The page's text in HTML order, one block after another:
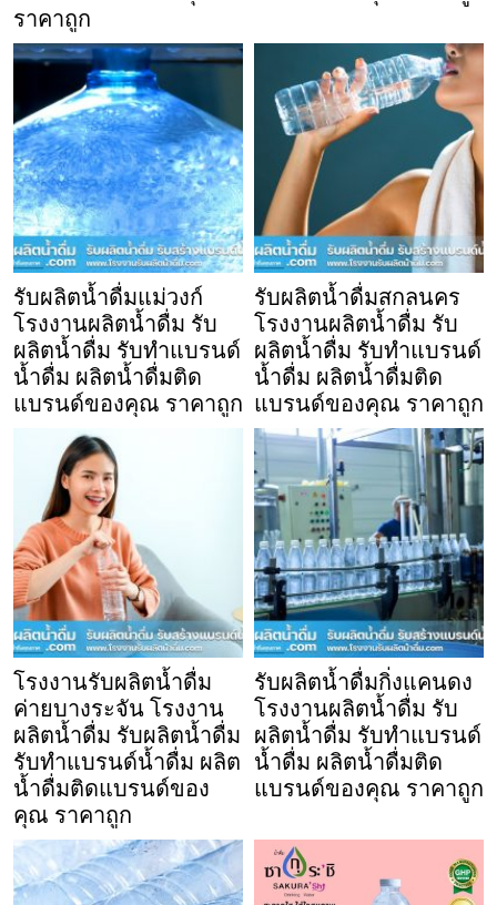
ราคาถูก
รับผลิตน้ำดื่มแม่วงก์
โรงงานผลิตน้ำดื่ม รับ
ผลิตน้ำดื่ม รับทำแบรนด์
น้ำดื่ม ผลิตน้ำดื่มติด
แบรนด์ของคุณ ราคาถูก
รับผลิตน้ำดื่มสกลนคร
โรงงานผลิตน้ำดื่ม รับ
ผลิตน้ำดื่ม รับทำแบรนด์
น้ำดื่ม ผลิตน้ำดื่มติด
แบรนด์ของคุณ ราคาถูก
โรงงานรับผลิตน้ำดื่ม
ค่ายบางระจัน โรงงาน
ผลิตน้ำดื่ม รับผลิตน้ำดื่ม
รับทำแบรนด์น้ำดื่ม ผลิต
น้ำดื่มติดแบรนด์ของ
คุณ ราคาถูก
รับผลิตน้ำดื่มกิ่งแคนดง
โรงงานผลิตน้ำดื่ม รับ
ผลิตน้ำดื่ม รับทำแบรนด์
น้ำดื่ม ผลิตน้ำดื่มติด
แบรนด์ของคุณ ราคาถูก